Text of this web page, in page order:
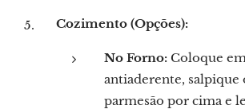
Cozimento (Opções):
No Forno: Coloque
antiaderente, salpique
parmesão por cima e